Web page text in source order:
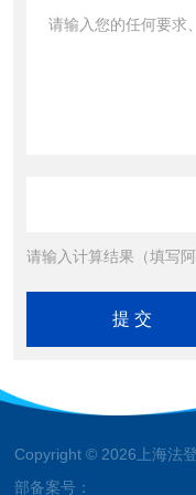
请输入计算结果（填写
Copyright © 2026上海法
部备案号：